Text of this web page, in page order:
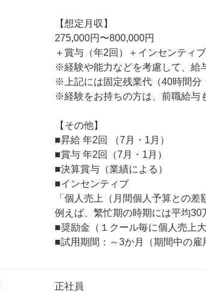
【想定月収】
275,000円〜800,000円
＋賞与（年2回）＋インセンティ
※経験や能力などを考慮して、給
※上記には固定残業代（40時間分
※経験をお持ちの方は、前職給与
【その他】
■昇給 年2回 （7月・1月）
■賞与 年2回（7月・1月）
■決算賞与（業績による）
■インセンティブ
「個人売上（月間個人予算との
例えば、繁忙期の時期には平均30
■奨励金（１クール毎に個人売上
■試用期間：～3か月（期間中の
正社員